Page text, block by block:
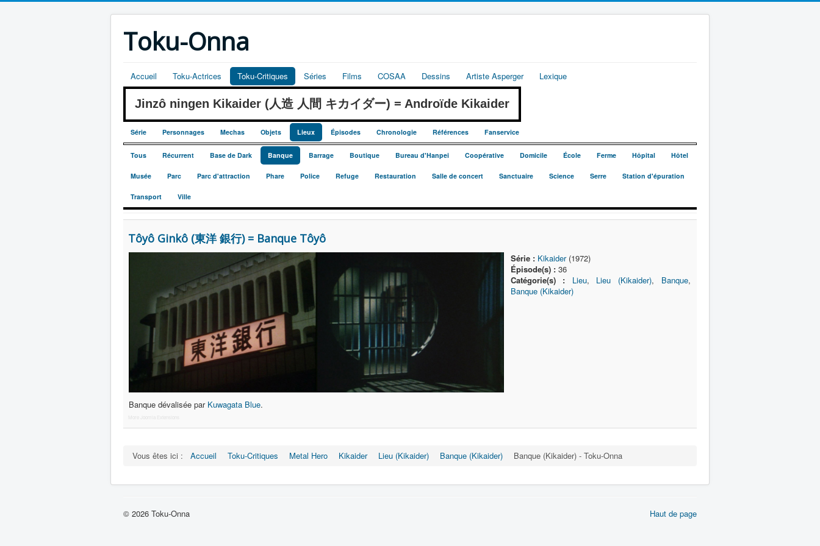
Toku-Onna
Accueil Toku-Actrices Toku-Critiques Séries Films COSAA Dessins Artiste Asperger Lexique
Jinzô ningen Kikaider (人造 人間 キカイダー) = Androïde Kikaider
Série Personnages Mechas Objets Lieux Épisodes Chronologie Références Fanservice
Tous Récurrent Base de Dark Banque Barrage Boutique Bureau d'Hanpei Coopérative Domicile École Ferme Hôpital Hôtel
Musée Parc Parc d'attraction Phare Police Refuge Restauration Salle de concert Sanctuaire Science Serre Station d'épuration
Transport Ville
Tôyô Ginkô (東洋 銀行) = Banque Tôyô
Série : Kikaider(1972)
Épisode(s) :36
Catégorie(s) :
Lieu, Lieu (Kikaider), Banque,
Banque (Kikaider)
Banque dévalisée par Kuwagata Blue.
More Joomla Extensions
Vous êtes ici : Accueil Toku-Critiques Metal Hero Kikaider Lieu (Kikaider) Banque (Kikaider) Banque (Kikaider) - Toku-Onna
Haut de page
© 2026 Toku-Onna